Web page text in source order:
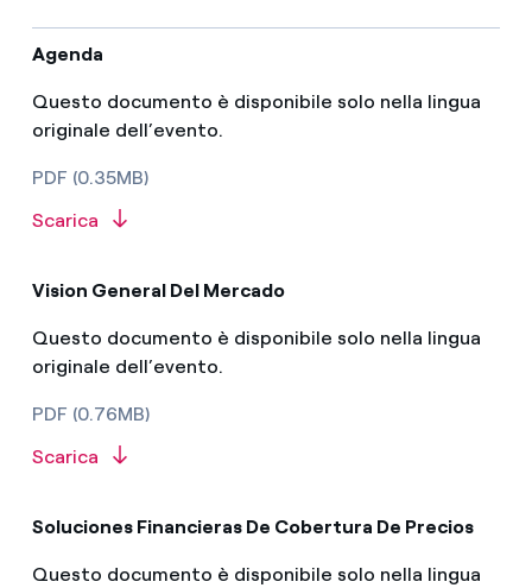
Agenda
Questo documento è disponibile solo nella lingua
originale dell’evento.
PDF (0.35MB)
Scarica
Vision General Del Mercado
Questo documento è disponibile solo nella lingua
originale dell’evento.
PDF (0.76MB)
Scarica
Soluciones Financieras De Cobertura De Precios
Questo documento è disponibile solo nella lingua